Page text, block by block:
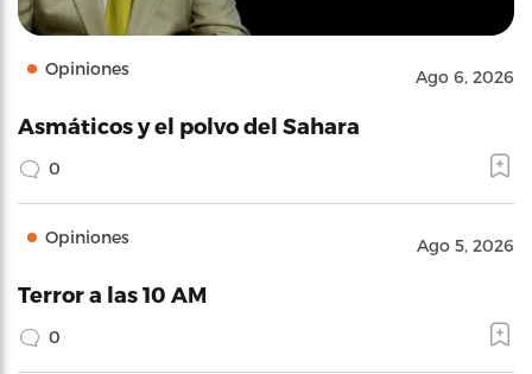
Opiniones Ago 6, 2026
Asmáticos y el polvo del Sahara
0
Opiniones Ago 5, 2026
Terror a las 10 AM
0